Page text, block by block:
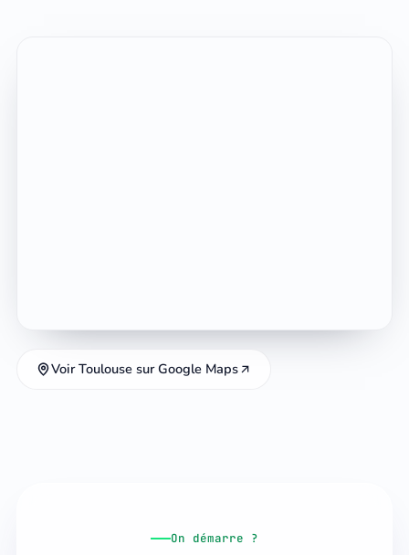
Voir Toulouse sur Google Maps
On démarre ?